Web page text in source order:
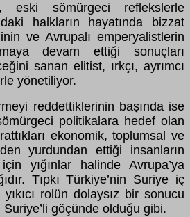
eski sömürgeci reflekslerle
halkların hayatında bizzat
ve Avrupalı emperyalistlerin
devam ettiği sonuç ları
sanan elitist, ırkçı, ayrımcı
yönetiliyor.
reddettiklerinin başında ise
ömürgeci politikalara hedef olan
ekonomik, toplumsal ve
yurdundan ettiği insanların
çin yığınlar halinde Avrupa’ya
Tıpkı Türkiye’nin Suriye iç
rol ün dolaysız bir sonucu
göçünde olduğu gibi.